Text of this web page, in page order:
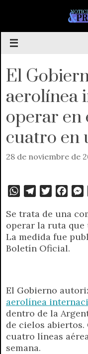
contenido
El
aerolínea
operar en
cuatro en
28 de noviembre de
W
a
t
s
A
l
e
g
r
i
t
t
e
c
e
b
o
s
s
e
r
Se trata de una
operar la ruta que
La medida fue
Boletín Oficial.
El Gobierno
aerolínea
dentro de la
de cielos abiertos.
cuatro líneas
semana.